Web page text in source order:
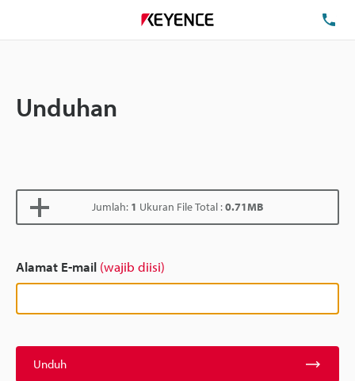
Unduhan
Jumlah: 1 Ukuran File Total :0.71MB
Alamat E-mail (wajib diisi)
Unduh